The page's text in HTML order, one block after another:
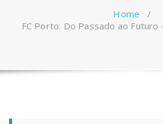
Home /
FC Porto: Do Passado ao Futuro